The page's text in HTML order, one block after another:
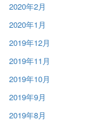
2020年2月
2020年1月
2019年12月
2019年11月
2019年10月
2019年9月
2019年8月